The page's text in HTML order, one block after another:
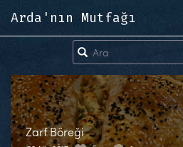
Arda'nın Mutfağı
Zarf Böreği